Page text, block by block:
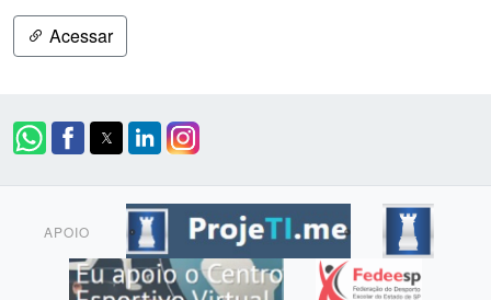
Acessar
APOIO